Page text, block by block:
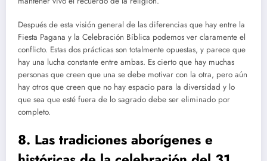
Después de esta visión general de las diferencias que hay entre la
Fiesta Pagana y la Celebración Bíblica podemos ver claramente el
conflicto. Estas dos prácticas son totalmente opuestas, y parece que
hay una lucha constante entre ambas. Es cierto que hay muchas
personas que creen que una se debe motivar con la otra, pero aún
hay otros que creen que no hay espacio para la diversidad y lo
que sea que esté fuera de lo sagrado debe ser eliminado por
completo.
8. Las tradiciones aborígenes e